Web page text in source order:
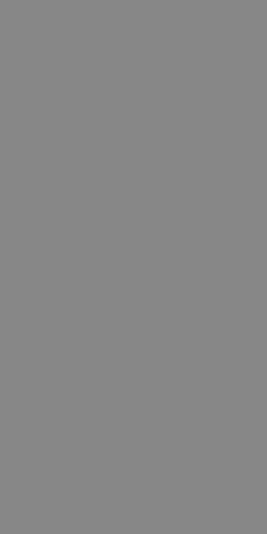
servizio
le preferenze di
di analisi web
di siti
di analisi web
di siti
che si
che imposta il
dell'utente